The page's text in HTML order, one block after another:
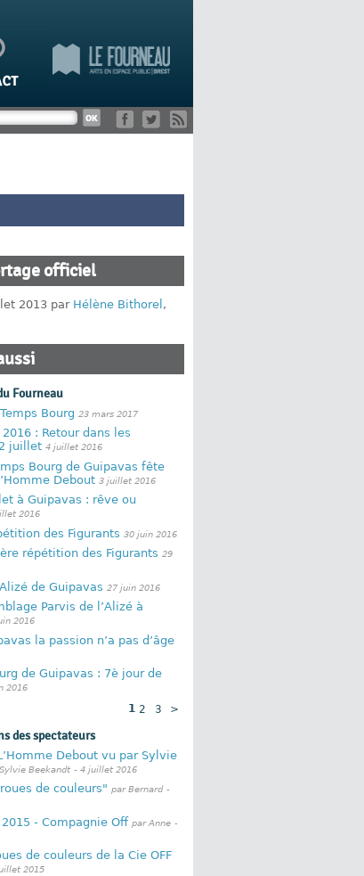
officiel
2013 par Hélène Bithorel ,
Fourneau
Bourg 23 mars 2017
: Retour dans les
juillet 4 juillet 2016
Bourg de Guipavas fête
Debout 3 juillet 2016
à Guipavas : rêve ou
2016
des Figurants 30 juin 2016
répétition des Figurants 29
de Guipavas 27 juin 2016
Parvis de l’Alizé à
2016
la passion n’a pas d’âge
de Guipavas : 7è jour de
2016
1 2 3 >
des spectateurs
Debout vu par Sylvie
Beekandt - 4 juillet 2016
de couleurs" par Bernard -
- Compagnie Off par Anne -
de couleurs de la Cie OFF
2015